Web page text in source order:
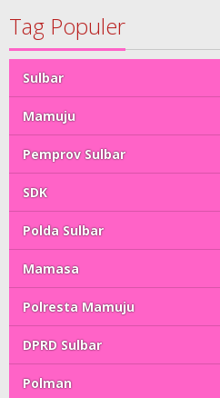
Tag Populer
Sulbar
Mamuju
Pemprov Sulbar
SDK
Polda Sulbar
Mamasa
Polresta Mamuju
DPRD Sulbar
Polman